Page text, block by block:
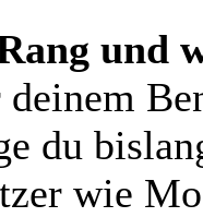
und
du
wie